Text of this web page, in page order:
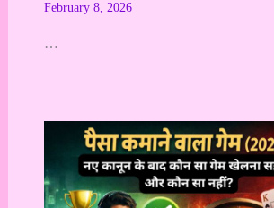
February 8, 2026
…